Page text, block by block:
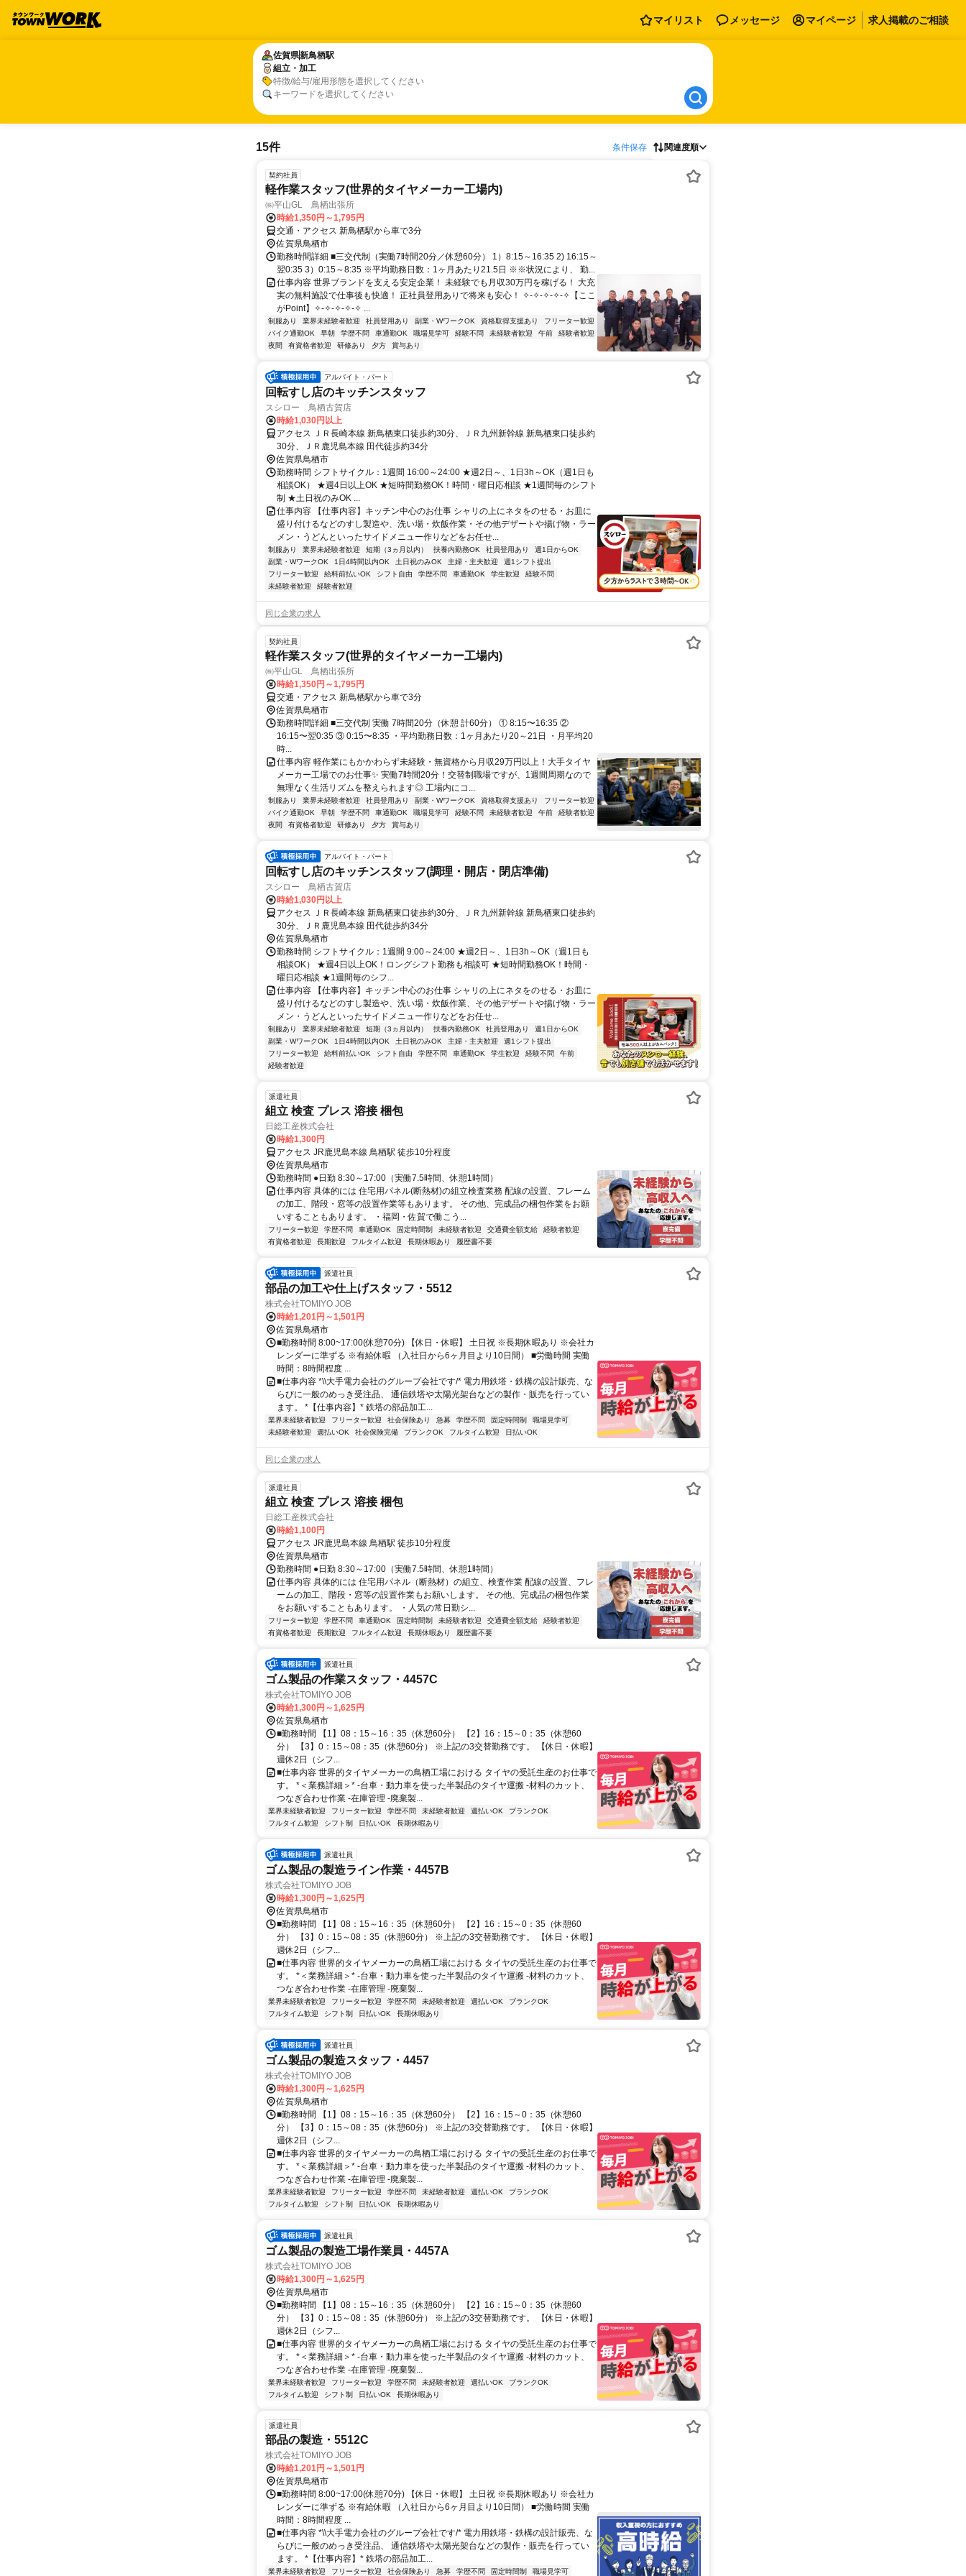
マイリスト メッセージ マイページ 求人掲載のご相談
佐賀県新鳥栖駅
組立・加工
特徴/給与/雇用形態を選択してください
キーワードを選択してください
佐賀県新鳥栖駅
組立・加工
15件 条件保存 関連度順
契約社員
軽作業スタッフ(世界的タイヤメーカー工場内)
㈱平山GL 鳥栖出張所
時給1,350円～1,795円
交通・アクセス 新鳥栖駅から車で3分
佐賀県鳥栖市
勤務時間詳細 ■三交代制（実働7時間20分／休憩60分） 1）8:15～16:35 2) 16:15～
翌0:35 3）0:15～8:35 ※平均勤務日数：1ヶ月あたり21.5日 ※※状況により、 勤...
仕事内容 世界ブランドを支える安定企業！ 未経験でも月収30万円を稼げる！ 大充
実の無料施設で仕事後も快適！ 正社員登用ありで将来も安心！ ✧-✧-✧-✧-✧【ここ
がPoint】✧-✧-✧-✧-✧ ...
制服あり 業界未経験者歓迎 社員登用あり 副業・WワークOK 資格取得支援あり
フリーター歓迎
バイク通勤OK
早朝 学歴不問 車通勤OK 職場見学可 経験不問 未経験者歓迎 午前
経験者歓迎
夜間
有資格者歓迎 研修あり 夕方 賞与あり
アルバイト・パート
回転すし店のキッチンスタッフ
スシロー 鳥栖古賀店
時給1,030円以上
アクセス ＪＲ長崎本線 新鳥栖東口徒歩約30分、ＪＲ九州新幹線 新鳥栖東口徒歩約
30分、ＪＲ鹿児島本線 田代徒歩約34分
佐賀県鳥栖市
勤務時間 シフトサイクル：1週間 16:00～24:00 ★週2日～、1日3h～OK（週1日も
相談OK） ★週4日以上OK ★短時間勤務OK！時間・曜日応相談 ★1週間毎のシフト
制 ★土日祝のみOK ...
仕事内容 【仕事内容】キッチン中心のお仕事 シャリの上にネタをのせる・お皿に
盛り付けるなどのすし製造や、洗い場・炊飯作業・その他デザートや揚げ物・ラー
メン・うどんといったサイドメニュー作りなどをお任せ...
制服あり 業界未経験者歓迎 短期（3ヵ月以内） 扶養内勤務OK 社員登用あり
週1日からOK
副業・WワークOK
1日4時間以内OK 土日祝のみOK 主婦・主夫歓迎
週1シフト提出
フリーター歓迎
給料前払いOK シフト自由 学歴不問 車通勤OK 学生歓迎
経験不問
未経験者歓迎
経験者歓迎
同じ企業の求人
契約社員
軽作業スタッフ(世界的タイヤメーカー工場内)
㈱平山GL 鳥栖出張所
時給1,350円～1,795円
交通・アクセス 新鳥栖駅から車で3分
佐賀県鳥栖市
勤務時間詳細 ■三交代制 実働 7時間20分（休憩 計60分） ① 8:15〜16:35 ②
16:15〜翌0:35 ③ 0:15〜8:35 ・平均勤務日数：1ヶ月あたり20～21日 ・月平均20
時...
仕事内容 軽作業にもかかわらず未経験・無資格から月収29万円以上！大手タイヤ
メーカー工場でのお仕事✨ 実働7時間20分！交替制職場ですが、1週間周期なので
無理なく生活リズムを整えられます◎ 工場内にコ...
制服あり 業界未経験者歓迎 社員登用あり 副業・WワークOK 資格取得支援あり
フリーター歓迎
バイク通勤OK
早朝 学歴不問 車通勤OK 職場見学可 経験不問 未経験者歓迎 午前
経験者歓迎
夜間
有資格者歓迎 研修あり 夕方 賞与あり
アルバイト・パート
回転すし店のキッチンスタッフ(調理・開店・閉店準備)
スシロー 鳥栖古賀店
時給1,030円以上
アクセス ＪＲ長崎本線 新鳥栖東口徒歩約30分、ＪＲ九州新幹線 新鳥栖東口徒歩約
30分、ＪＲ鹿児島本線 田代徒歩約34分
佐賀県鳥栖市
勤務時間 シフトサイクル：1週間 9:00～24:00 ★週2日～、1日3h～OK（週1日も
相談OK） ★週4日以上OK！ロングシフト勤務も相談可 ★短時間勤務OK！時間・
曜日応相談 ★1週間毎のシフ...
仕事内容 【仕事内容】キッチン中心のお仕事 シャリの上にネタをのせる・お皿に
盛り付けるなどのすし製造や、洗い場・炊飯作業、その他デザートや揚げ物・ラー
メン・うどんといったサイドメニュー作りなどをお任せ...
制服あり 業界未経験者歓迎 短期（3ヵ月以内） 扶養内勤務OK 社員登用あり
週1日からOK
副業・WワークOK
1日4時間以内OK 土日祝のみOK 主婦・主夫歓迎
週1シフト提出
フリーター歓迎
給料前払いOK シフト自由 学歴不問 車通勤OK 学生歓迎 経験不問
午前
経験者歓迎
派遣社員
組立 検査 プレス 溶接 梱包
日総工産株式会社
時給1,300円
アクセス JR鹿児島本線 鳥栖駅 徒歩10分程度
佐賀県鳥栖市
勤務時間 ●日勤 8:30～17:00（実働7.5時間、休憩1時間）
仕事内容 具体的には 住宅用パネル(断熱材)の組立検査業務 配線の設置、フレーム
の加工、階段・窓等の設置作業等もあります。 その他、完成品の梱包作業をお願
いすることもあります。 ・福岡・佐賀で働こう...
フリーター歓迎 学歴不問 車通勤OK 固定時間制 未経験者歓迎 交通費全額支給
経験者歓迎
有資格者歓迎
長期歓迎 フルタイム歓迎 長期休暇あり 履歴書不要
派遣社員
部品の加工や仕上げスタッフ・5512
株式会社TOMIYO JOB
時給1,201円～1,501円
佐賀県鳥栖市
■勤務時間 8:00~17:00(休憩70分) 【休日・休暇】 土日祝 ※長期休暇あり ※会社カ
レンダーに準ずる ※有給休暇 （入社日から6ヶ月目より10日間） ■労働時間 実働
時間：8時間程度 ...
■仕事内容 *\\大手電力会社のグループ会社です/* 電力用鉄塔・鉄構の設計販売、な
らびに一般のめっき受注品、 通信鉄塔や太陽光架台などの製作・販売を行ってい
ます。 *【仕事内容】* 鉄塔の部品加工...
業界未経験者歓迎 フリーター歓迎 社会保険あり 急募 学歴不問 固定時間制
職場見学可
未経験者歓迎
週払いOK 社会保険完備 ブランクOK フルタイム歓迎 日払いOK
同じ企業の求人
派遣社員
組立 検査 プレス 溶接 梱包
日総工産株式会社
時給1,100円
アクセス JR鹿児島本線 鳥栖駅 徒歩10分程度
佐賀県鳥栖市
勤務時間 ●日勤 8:30～17:00（実働7.5時間、休憩1時間）
仕事内容 具体的には 住宅用パネル（断熱材）の組立、検査作業 配線の設置、フレ
ームの加工、階段・窓等の設置作業もお願いします。 その他、完成品の梱包作業
をお願いすることもあります。 ・人気の常日勤シ...
フリーター歓迎 学歴不問 車通勤OK 固定時間制 未経験者歓迎 交通費全額支給
経験者歓迎
有資格者歓迎
長期歓迎 フルタイム歓迎 長期休暇あり 履歴書不要
派遣社員
ゴム製品の作業スタッフ・4457C
株式会社TOMIYO JOB
時給1,300円～1,625円
佐賀県鳥栖市
■勤務時間 【1】08：15～16：35（休憩60分） 【2】16：15～0：35（休憩60
分） 【3】0：15～08：35（休憩60分） ※上記の3交替勤務です。 【休日・休暇】
週休2日（シフ...
■仕事内容 世界的タイヤメーカーの鳥栖工場における タイヤの受託生産のお仕事で
す。 *＜業務詳細＞* -台車・動力車を使った半製品のタイヤ運搬 -材料のカット、
つなぎ合わせ作業 -在庫管理 -廃棄製...
業界未経験者歓迎 フリーター歓迎 学歴不問 未経験者歓迎 週払いOK
ブランクOK
フルタイム歓迎
シフト制 日払いOK 長期休暇あり
派遣社員
ゴム製品の製造ライン作業・4457B
株式会社TOMIYO JOB
時給1,300円～1,625円
佐賀県鳥栖市
■勤務時間 【1】08：15～16：35（休憩60分） 【2】16：15～0：35（休憩60
分） 【3】0：15～08：35（休憩60分） ※上記の3交替勤務です。 【休日・休暇】
週休2日（シフ...
■仕事内容 世界的タイヤメーカーの鳥栖工場における タイヤの受託生産のお仕事で
す。 *＜業務詳細＞* -台車・動力車を使った半製品のタイヤ運搬 -材料のカット、
つなぎ合わせ作業 -在庫管理 -廃棄製...
業界未経験者歓迎 フリーター歓迎 学歴不問 未経験者歓迎 週払いOK
ブランクOK
フルタイム歓迎
シフト制 日払いOK 長期休暇あり
派遣社員
ゴム製品の製造スタッフ・4457
株式会社TOMIYO JOB
時給1,300円～1,625円
佐賀県鳥栖市
■勤務時間 【1】08：15～16：35（休憩60分） 【2】16：15～0：35（休憩60
分） 【3】0：15～08：35（休憩60分） ※上記の3交替勤務です。 【休日・休暇】
週休2日（シフ...
■仕事内容 世界的タイヤメーカーの鳥栖工場における タイヤの受託生産のお仕事で
す。 *＜業務詳細＞* -台車・動力車を使った半製品のタイヤ運搬 -材料のカット、
つなぎ合わせ作業 -在庫管理 -廃棄製...
業界未経験者歓迎 フリーター歓迎 学歴不問 未経験者歓迎 週払いOK
ブランクOK
フルタイム歓迎
シフト制 日払いOK 長期休暇あり
派遣社員
ゴム製品の製造工場作業員・4457A
株式会社TOMIYO JOB
時給1,300円～1,625円
佐賀県鳥栖市
■勤務時間 【1】08：15～16：35（休憩60分） 【2】16：15～0：35（休憩60
分） 【3】0：15～08：35（休憩60分） ※上記の3交替勤務です。 【休日・休暇】
週休2日（シフ...
■仕事内容 世界的タイヤメーカーの鳥栖工場における タイヤの受託生産のお仕事で
す。 *＜業務詳細＞* -台車・動力車を使った半製品のタイヤ運搬 -材料のカット、
つなぎ合わせ作業 -在庫管理 -廃棄製...
業界未経験者歓迎 フリーター歓迎 学歴不問 未経験者歓迎 週払いOK
ブランクOK
フルタイム歓迎
シフト制 日払いOK 長期休暇あり
派遣社員
部品の製造・5512C
株式会社TOMIYO JOB
時給1,201円～1,501円
佐賀県鳥栖市
■勤務時間 8:00~17:00(休憩70分) 【休日・休暇】 土日祝 ※長期休暇あり ※会社カ
レンダーに準ずる ※有給休暇 （入社日から6ヶ月目より10日間） ■労働時間 実働
時間：8時間程度 ...
■仕事内容 *\\大手電力会社のグループ会社です/* 電力用鉄塔・鉄構の設計販売、な
らびに一般のめっき受注品、 通信鉄塔や太陽光架台などの製作・販売を行ってい
ます。 *【仕事内容】* 鉄塔の部品加工...
業界未経験者歓迎 フリーター歓迎 社会保険あり 急募 学歴不問 固定時間制 職場見学可